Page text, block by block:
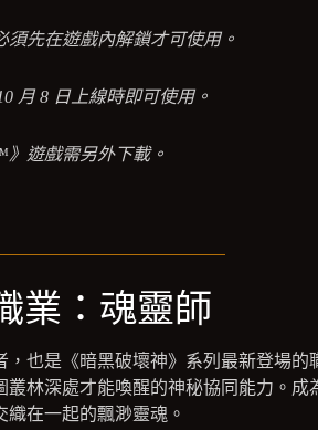
先在遊戲內解鎖才可使用。
月 8 日上線時即可使用。
遊戲需另外下載。
業：魂靈師
，也是《暗黑破壞神》系列最新登場的
叢林深處才能喚醒的神秘協同能力。成
在一起的飄渺靈魂。